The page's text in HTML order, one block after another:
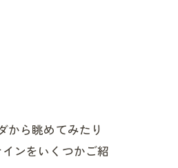
から眺めてみたり
ンをいくつかご紹